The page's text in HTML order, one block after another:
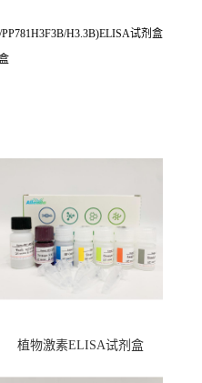
H3.3B)ELISA试剂盒
植物激素ELISA试剂盒